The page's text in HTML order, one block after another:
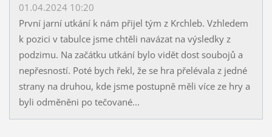
01.04.2024 10:20
První jarní utkání k nám přijel tým z Krchleb. Vzhledem
k pozici v tabulce jsme chtěli navázat na výsledky z
podzimu. Na začátku utkání bylo vidět dost soubojů a
nepřesností. Poté bych řekl, že se hra přelévala z jedné
strany na druhou, kde jsme postupně měli více ze hry a
byli odměněni po tečované...